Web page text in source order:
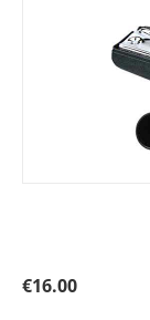
€16.00